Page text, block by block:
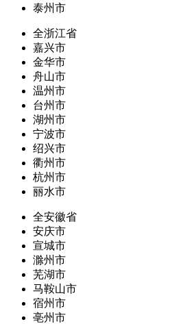
泰州市
全浙江省
嘉兴市
金华市
舟山市
温州市
台州市
湖州市
宁波市
绍兴市
衢州市
杭州市
丽水市
全安徽省
安庆市
宣城市
滁州市
芜湖市
马鞍山市
宿州市
亳州市